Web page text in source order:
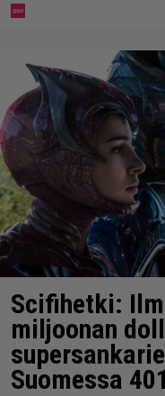
Scifihetki:
miljoonan
Suomessa